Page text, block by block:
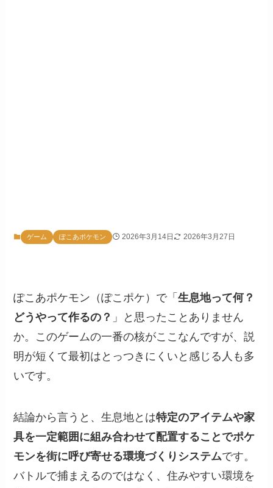
ゲーム ぽこあポケモン 2026年3月14日 2026年3月27日
ぽこあポケモン（ぽこポケ）で「生息地って何？
どうやって作るの？ 」と思ったことありません
か。このゲームの一番の核がここなんですが、説
明が短くて最初はとっつきにくいと感じる人も多
いです。
結論から言うと、生息地とは特定のアイテムや家
具を一定範囲に組み合わせて配置することでポケ
モンを街に呼び寄せる環境づくりシステムです。
バトルで捕まえるのではなく、住みやすい環境を